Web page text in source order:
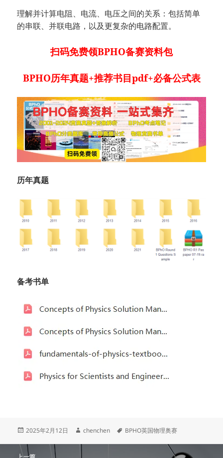
理解并计算电阻、电流、电压之间的关系：包括简单
的串联、并联电路，以及更复杂的电路配置。
扫码免费领BPHO备赛资料包
BPHO历年真题+推荐书目pdf+必备公式表
历年真题
备考书单
发
于
2025年2月12日
作
chenchen
标
BPHO英国物理奥赛